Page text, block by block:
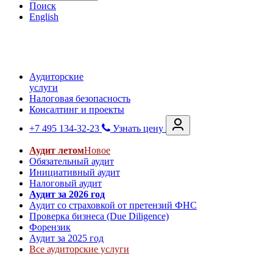
Поиск
English
Аудиторские
услуги
Налоговая безопасность
Консалтинг и проекты
+7 495 134-32-23
Узнать цену
Аудит летомНовое
Обязательный аудит
Инициативный аудит
Налоговый аудит
Аудит за 2026 год
Аудит со страховкой от претензий ФНС
Проверка бизнеса (Due Diligence)
Форензик
Аудит за 2025 год
Все аудиторские услуги